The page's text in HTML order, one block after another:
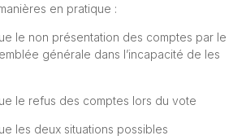
en pratique :
le non présentation des comptes par le
générale dans l’incapacité de les
le refus des comptes lors du vote
les deux situations possibles